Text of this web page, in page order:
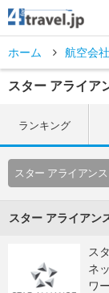
ホーム 航空会
スター アライア
ランキング
スター アライアンス
スター アライア
ス
ネ
ワ